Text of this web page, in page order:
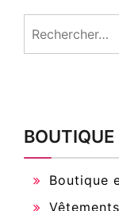
BOUTIQUE
Boutique